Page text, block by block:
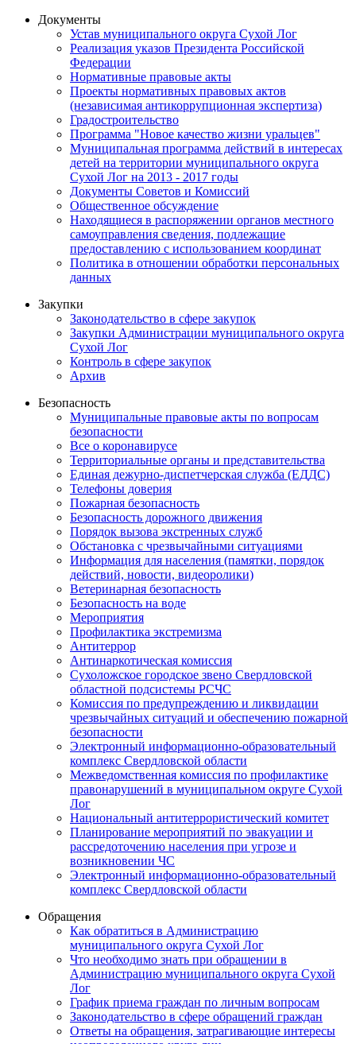
Документы
Устав муниципального округа Сухой Лог
Реализация указов Президента Российской
Федерации
Нормативные правовые акты
Проекты нормативных правовых актов
(независимая антикоррупционная экспертиза)
Градостроительство
Программа "Новое качество жизни уральцев"
Муниципальная программа действий в интересах
детей на территории муниципального округа
Сухой Лог на 2013 - 2017 годы
Документы Советов и Комиссий
Общественное обсуждение
Находящиеся в распоряжении органов местного
самоуправления сведения, подлежащие
предоставлению с использованием координат
Политика в отношении обработки персональных
данных
Закупки
Законодательство в сфере закупок
Закупки Администрации муниципального округа
Сухой Лог
Контроль в сфере закупок
Архив
Безопасность
Муниципальные правовые акты по вопросам
безопасности
Все о коронавирусе
Территориальные органы и представительства
Единая дежурно-диспетчерская служба (ЕДДС)
Телефоны доверия
Пожарная безопасность
Безопасность дорожного движения
Порядок вызова экстренных служб
Обстановка с чрезвычайными ситуациями
Информация для населения (памятки, порядок
действий, новости, видеоролики)
Ветеринарная безопасность
Безопасность на воде
Мероприятия
Профилактика экстремизма
Антитеррор
Антинаркотическая комиссия
Сухоложское городское звено Свердловской
областной подсистемы РСЧС
Комиссия по предупреждению и ликвидации
чрезвычайных ситуаций и обеспечению пожарной
безопасности
Электронный информационно-образовательный
комплекс Cвердловской области
Межведомственная комиссия по профилактике
правонарушений в муниципальном округе Сухой
Лог
Национальный антитеррористический комитет
Планирование мероприятий по эвакуации и
рассредоточению населения при угрозе и
возникновении ЧС
Электронный информационно-образовательный
комплекс Свердловской области
Обращения
Как обратиться в Администрацию
муниципального округа Сухой Лог
Что необходимо знать при обращении в
Администрацию муниципального округа Сухой
Лог
График приема граждан по личным вопросам
Законодательство в сфере обращений граждан
Ответы на обращения, затрагивающие интересы